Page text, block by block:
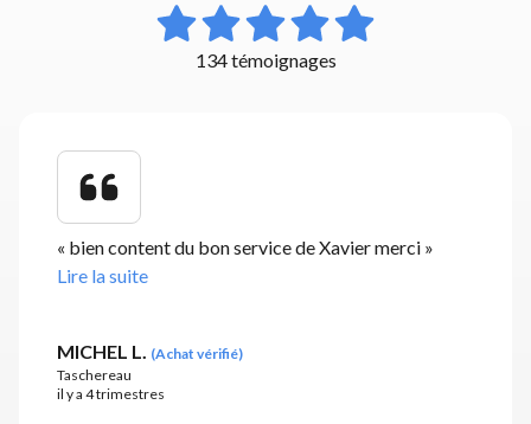
134 témoignages
« bien content du bon service de Xavier merci »
Lire la suite
MICHEL L. (Achat vérifié)
Taschereau
il y a 4 trimestres